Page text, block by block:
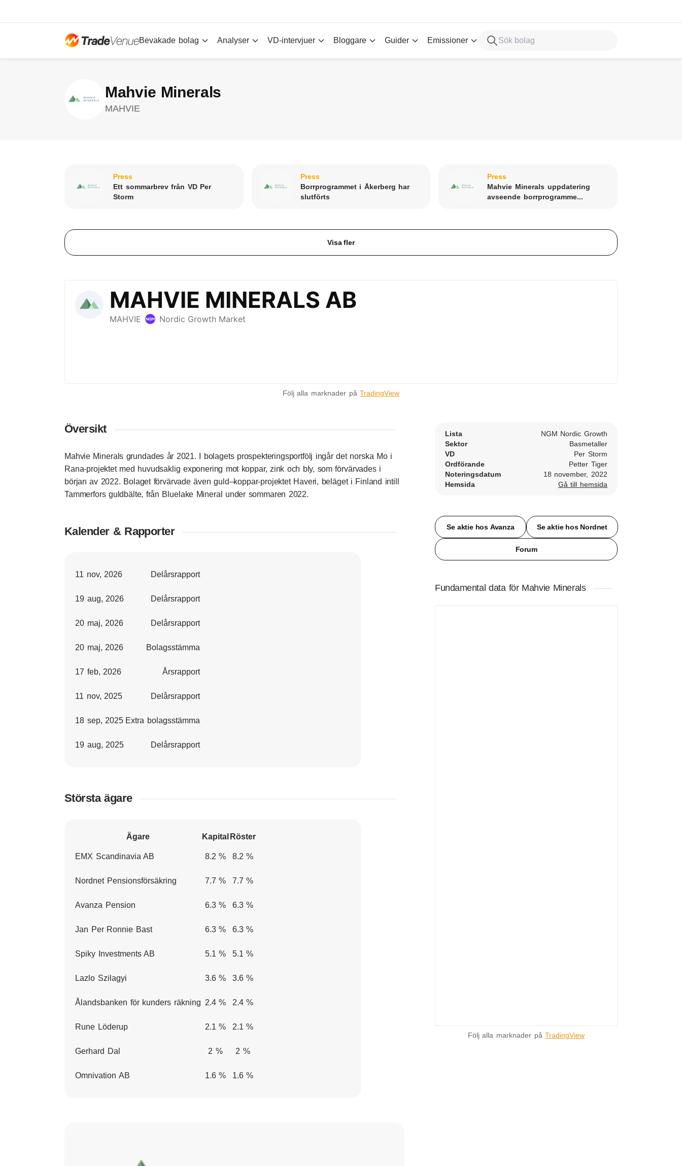
Bevakade bolag Analyser VD-intervjuer Bloggare Guider Emissioner
Mahvie Minerals
MAHVIE
Press
Ett sommarbrev från VD Per
Storm
Press
Borrprogrammet i Åkerberg har
slutförts
Press
Mahvie Minerals uppdatering
avseende borrprogramme...
Visa fler
Följ alla marknader påTradingView
Översikt
Mahvie Minerals grundades år 2021. I bolagets prospekteringsportfölj ingår det norska Mo i
Rana-projektet med huvudsaklig exponering mot koppar, zink och bly, som förvärvades i
början av 2022. Bolaget förvärvade även guld–koppar-projektet Haveri, beläget i Finland intill
Tammerfors guldbälte, från Bluelake Mineral under sommaren 2022.
Kalender & Rapporter
11 nov, 2026 Delårsrapport
19 aug, 2026 Delårsrapport
20 maj, 2026 Delårsrapport
20 maj, 2026 Bolagsstämma
17 feb, 2026 Årsrapport
11 nov, 2025 Delårsrapport
18 sep, 2025 Extra bolagsstämma
19 aug, 2025 Delårsrapport
Största ägare
Ägare Kapital Röster
EMX Scandinavia AB 8.2 % 8.2 %
Nordnet Pensionsförsäkring 7.7 % 7.7 %
Avanza Pension 6.3 % 6.3 %
Jan Per Ronnie Bast 6.3 % 6.3 %
Spiky Investments AB 5.1 % 5.1 %
Lazlo Szilagyi 3.6 % 3.6 %
Ålandsbanken för kunders räkning 2.4 % 2.4 %
Rune Löderup 2.1 % 2.1 %
Gerhard Dal 2 % 2 %
Omnivation AB 1.6 % 1.6 %
Lista
NGM Nordic Growth
Sektor
Basmetaller
VD
Per Storm
Ordförande
Petter Tiger
Noteringsdatum
18 november, 2022
Hemsida
Gå till hemsida
Se aktie hos Avanza Se aktie hos Nordnet
Forum
Fundamental data för Mahvie Minerals
Följ alla marknader påTradingView